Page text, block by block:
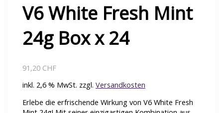
V6 White Fresh Mint
24g Box x 24
91,20 CHF
inkl. 2,6 % MwSt. zzgl.Versandkosten
Erlebe die erfrischende Wirkung von V6 White Fresh